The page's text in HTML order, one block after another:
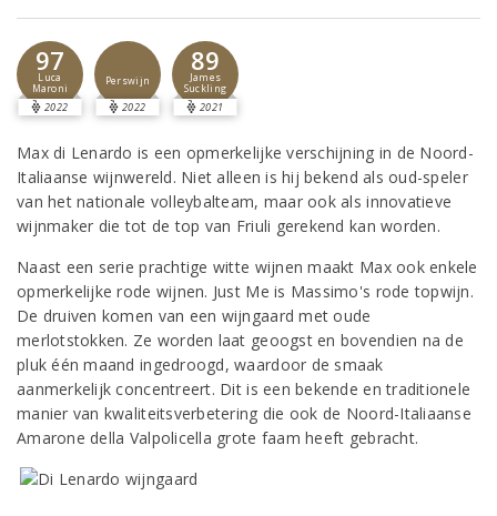
97
Luca
Maroni
2022
Perswijn
2022
89
James
Suckling
2021
Max di Lenardo is een opmerkelijke verschijning in de Noord-
Italiaanse wijnwereld. Niet alleen is hij bekend als oud-speler
van het nationale volleybalteam, maar ook als innovatieve
wijnmaker die tot de top van Friuli gerekend kan worden.
Naast een serie prachtige witte wijnen maakt Max ook enkele
opmerkelijke rode wijnen. Just Me is Massimo's rode topwijn.
De druiven komen van een wijngaard met oude
merlotstokken. Ze worden laat geoogst en bovendien na de
pluk één maand ingedroogd, waardoor de smaak
aanmerkelijk concentreert. Dit is een bekende en traditionele
manier van kwaliteitsverbetering die ook de Noord-Italiaanse
Amarone della Valpolicella grote faam heeft gebracht.